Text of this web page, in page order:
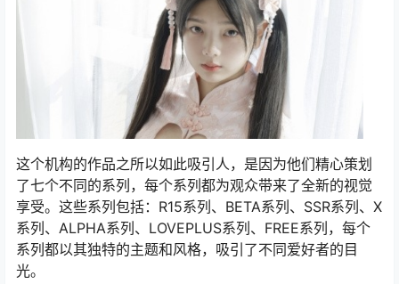
这个机构的作品之所以如此吸引人，是因为他们精心策划
了七个不同的系列，每个系列都为观众带来了全新的视觉
享受。这些系列包括：R15系列、BETA系列、SSR系列、X
系列、ALPHA系列、LOVEPLUS系列、FREE系列，每个
系列都以其独特的主题和风格，吸引了不同爱好者的目
光。